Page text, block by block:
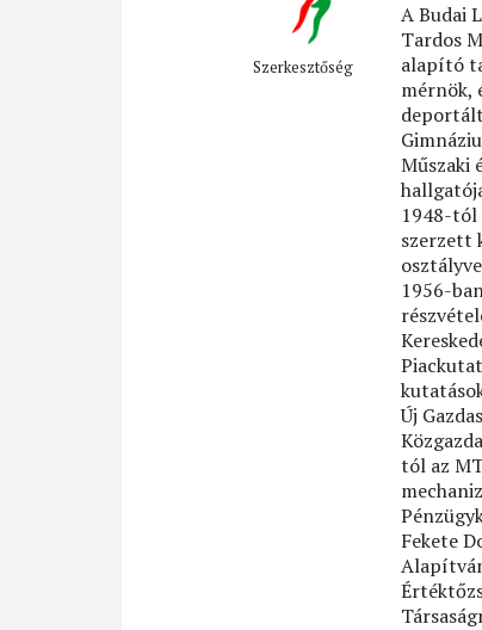
Szerkesztőség
A Budai
Tardos
alapító
mérnök,
Műszaki
1948-tól
szerzett
1956-
Új
tól az
Fekete